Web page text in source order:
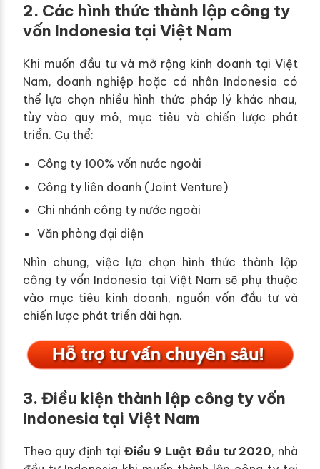
2. Các hình thức thành lập công ty
vốn Indonesia tại Việt Nam
Khi muốn đầu tư và mở rộng kinh doanh tại Việt
Nam, doanh nghiệp hoặc cá nhân Indonesia có
thể lựa chọn nhiều hình thức pháp lý khác nhau,
tùy vào quy mô, mục tiêu và chiến lược phát
triển. Cụ thể:
Công ty 100% vốn nước ngoài
Công ty liên doanh (Joint Venture)
Chi nhánh công ty nước ngoài
Văn phòng đại diện
Nhìn chung, việc lựa chọn hình thức thành lập
công ty vốn Indonesia tại Việt Nam sẽ phụ thuộc
vào mục tiêu kinh doanh, nguồn vốn đầu tư và
chiến lược phát triển dài hạn.
3. Điều kiện thành lập công ty vốn
Indonesia tại Việt Nam
Theo quy định tạiĐiều 9 Luật Đầu tư 2020, nhà